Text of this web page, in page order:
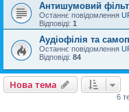
Антишумовий
Останнє повідомлення
Відповіді: 1
Аудіофілія та
Останнє повідомлення
Відповіді: 84
Нова тема
6